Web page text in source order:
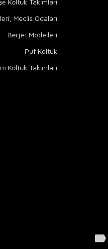
Meclis Odaları
Berjer Modelleri
Puf Koltuk
Koltuk Takımları